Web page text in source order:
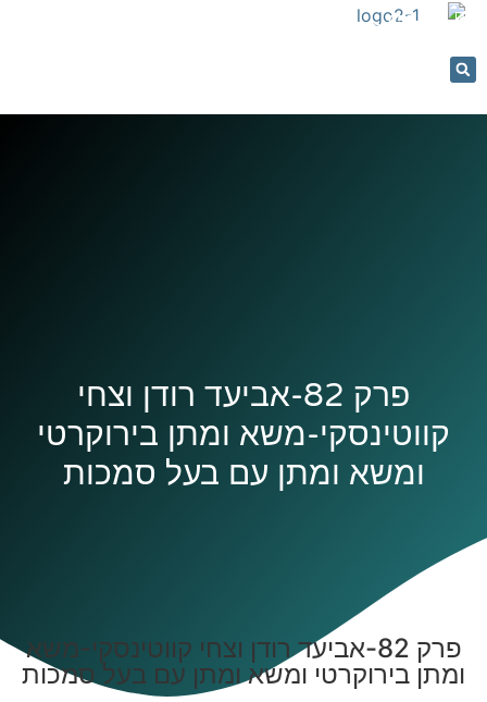
053-
פרק 82-אביעד רודן וצחי
קווטינסקי-משא ומתן בירוקרטי
ומשא ומתן עם בעל סמכות
פרק 82-אביעד רודן וצחי קווטינסקי-משא
ומתן בירוקרטי ומשא ומתן עם בעל סמכות